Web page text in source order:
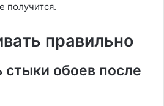
получится.
правильно
стыки обоев после